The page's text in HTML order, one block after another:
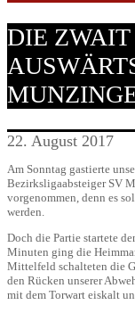
DIE
22. August 2017
Am Sonntag gastierte
Bezirksligaabsteiger SV
vorgenommen, denn es
werden.
Doch die Partie startete
Minuten ging die
Mittelfeld schalteten die
den Rücken unserer
mit dem Torwart eiskalt